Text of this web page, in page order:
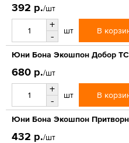
392 р./шт
+
-
шт В
Юни Бона Экошпон Добор
680 р./шт
+
-
шт В
Юни Бона Экошпон
432 р./шт